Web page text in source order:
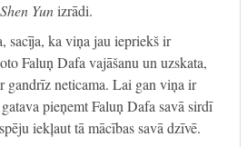
Shen Yunizrādi.
sacīja, ka viņa jau iepriekš ir
Faluņ Dafa vajāšanu un uzskata,
gandrīz neticama. Lai gan viņa ir
pieņemt Faluņ Dafa savā sirdī
iekļaut tā mācības savā dzīvē.